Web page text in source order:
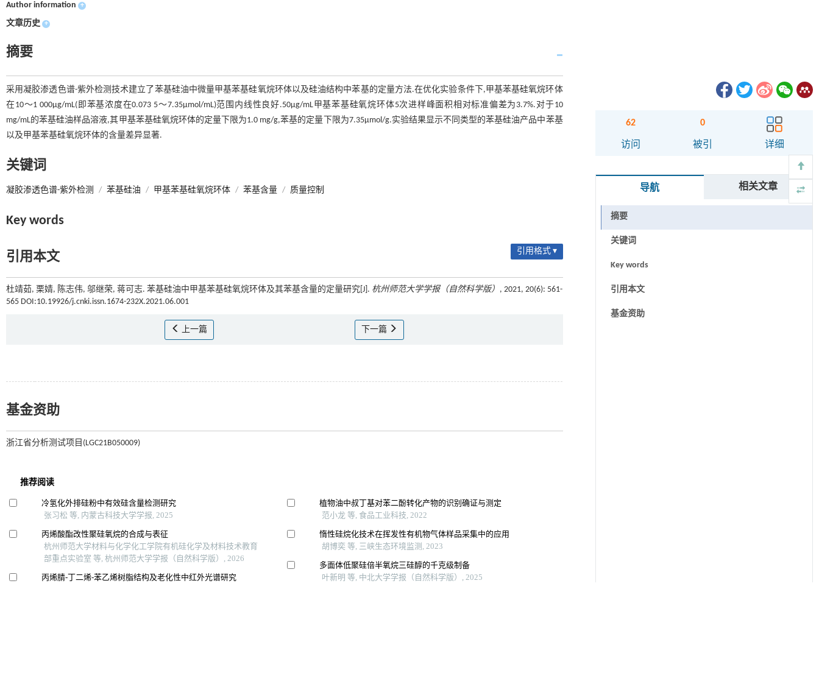
Author information +
文章历史 +
摘要
采用凝胶渗透色谱-紫外检测技术建立了苯基硅油中微量甲基苯基硅氧烷环体以及硅油结构中苯基的定量方法.在优化实验条件下,甲基苯基硅氧烷环体
在10～1 000μg/mL(即苯基浓度在0.073 5～7.35μmol/mL)范围内线性良好.50μg/mL甲基苯基硅氧烷环体5次进样峰面积相对标准偏差为3.7%.对于10
mg/mL的苯基硅油样品溶液,其甲基苯基硅氧烷环体的定量下限为1.0 mg/g,苯基的定量下限为7.35μmol/g.实验结果显示不同类型的苯基硅油产品中苯基
以及甲基苯基硅氧烷环体的含量差异显著.
关键词
凝胶渗透色谱-紫外检测 / 苯基硅油 / 甲基苯基硅氧烷环体 / 苯基含量 / 质量控制
Key words
引用本文 引用格式 ▾
杜靖茹, 栗婧, 陈志伟, 邬继荣, 蒋可志. 苯基硅油中甲基苯基硅氧烷环体及其苯基含量的定量研究[J]. 杭州师范大学学报（自然科学版） , 2021, 20(6): 561-
565 DOI:10.19926/j.cnki.issn.1674-232X.2021.06.001
上一篇 下一篇
基金资助
浙江省分析测试项目(LGC21B050009)
62
访问
0
被引 详细
导航 相关文章
摘要
关键词
Key words
引用本文
基金资助